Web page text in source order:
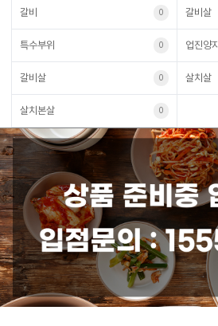
갈비 0 갈비살
특수부위 0 업진양지
갈비살 0 살치살
살치본살 0